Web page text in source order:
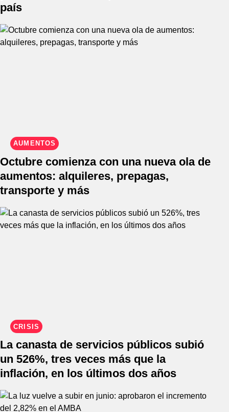
país
AUMENTOS
Octubre comienza con una nueva ola de
aumentos: alquileres, prepagas,
transporte y más
CRISIS
La canasta de servicios públicos subió
un 526%, tres veces más que la
inflación, en los últimos dos años